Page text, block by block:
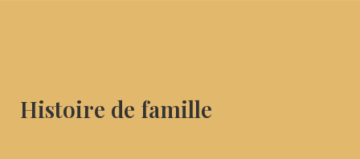
Histoire de famille